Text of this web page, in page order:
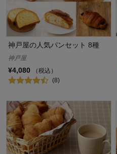
神戸屋の人気パンセット 8種
神戸屋
¥4,080
（税込）
(8)